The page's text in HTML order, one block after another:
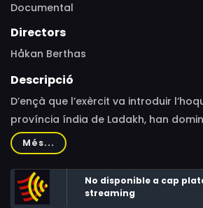
Documental
Directors
Håkan Berthas
Descripció
D’ençà que l’exèrcit va introduir
província índia de Ladakh, han
els homes. El 2005, un grup de noies
també tenen dret a participar en el
Més...
No disponible a cap
streaming